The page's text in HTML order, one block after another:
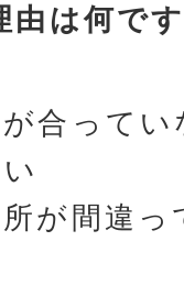
由は何で
合ってい
が間違っ